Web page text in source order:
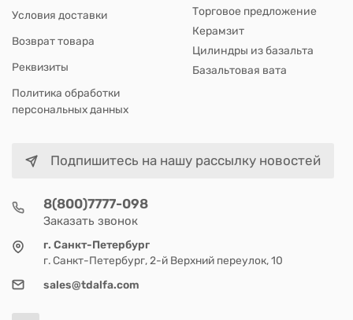
Условия доставки
Возврат товара
Реквизиты
Политика обработки
персональных данных
Торговое предложение
Керамзит
Цилиндры из базальта
Базальтовая вата
Подпишитесь на нашу рассылку новостей
8(800)7777-098
Заказать звонок
г. Санкт-Петербург
г. Санкт-Петербург, 2-й Верхний переулок, 10
sales@tdalfa.com